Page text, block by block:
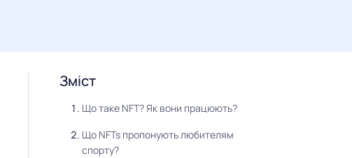
Зміст
Що таке NFT? Як вони працюють?
Що NFTs пропонують любителям
спорту?